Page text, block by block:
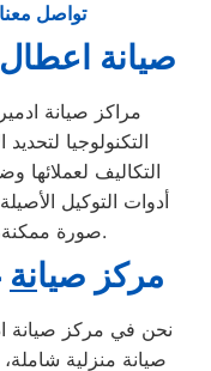
تواصل
صيانة
مراكز صيانة
التكنولوجيا
التكاليف لعملائها
أدوات التوكيل
صورة ممكنة، ليعزز الثقة والرضا بين العملاء.
مركز صيانة
نحن في مركز صيانة
صيانة منزلية